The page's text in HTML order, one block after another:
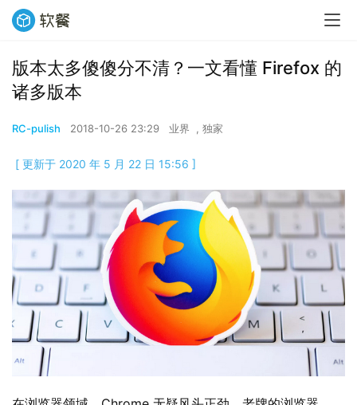
版本太多傻傻分不清？一文看懂 Firefox 的
诸多版本
RC-pulish 2018-10-26 23:29 业界 , 独家
[ 更新于 2020 年 5 月 22 日 15:56 ]